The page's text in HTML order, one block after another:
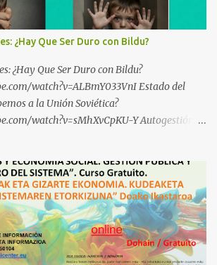
¿Hay Que Ser Duro con Bildu?
¿Hay Que Ser Duro con Bildu?
watch?v=ALBmY033VnI Estado del
a la Unión Soviética?
watch?v=sMhXvCpKU-Y Autogestión
shorts/dGKjgqEvRHk
canales de BABESTU? Si quieres hacer algo, o
proteger a los niños y adolescentes vascos
BABESTUren kanal berriak
haurrak eta nerabeak abusu eta
zerbait egin nahi baduzu, edo ideiak